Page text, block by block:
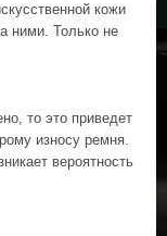
кожи
ними. Только не
то это приведет
износу ремня.
вероятность